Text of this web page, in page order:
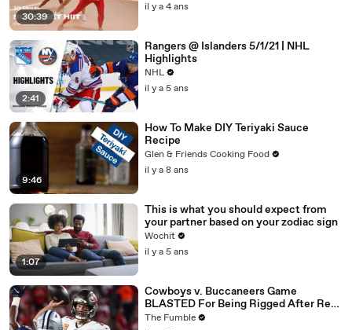
30:39
il y a 4 ans
2:41
Rangers @ Islanders 5/1/21 | NHL
Highlights
NHL
il y a 5 ans
9:46
How To Make DIY Teriyaki Sauce
Recipe
Glen & Friends Cooking Food
il y a 8 ans
1:07
This is what you should expect from
your partner based on your zodiac sign
Wochit
il y a 5 ans
Cowboys v. Buccaneers Game
BLASTED For Being Rigged After Ref
CAUGHT On Hot Mic Making Up
The Fumble